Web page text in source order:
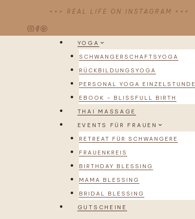
springen
+++ REAL LIFE ON INSTAGRAM +++
YOGA
SCHWANGERSCHAFTSYOGA
RÜCKBILDUNGSYOGA
PERSONAL YOGA EINZELSTUNDE
EBOOK – BLISSFULL BIRTH
THAI MASSAGE
EVENTS FÜR FRAUEN
RETREAT FÜR SCHWANGERE
FRAUENKREIS
BIRTHDAY BLESSING
MAMA BLESSING
BRIDAL BLESSING
GUTSCHEINE